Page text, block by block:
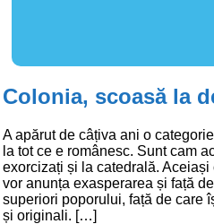
Colonia, scoasă la
A apărut de câțiva ani o
la tot ce e românesc. Sunt cam
exorcizați și la catedrală.
vor anunța exasperarea și față
superiori poporului, față de care
și originali. […]